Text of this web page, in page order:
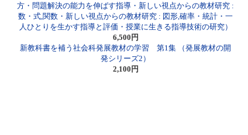
方・問題解決の能力を伸ばす指導・新しい視点からの教材研究 :
数・式,関数・新しい視点からの教材研究 : 図形,確率・統計・一
人ひとりを生かす指導と評価・授業に生きる指導技術の研究）
6,500円
新教科書を補う社会科発展教材の学習 第1集 （発展教材の開
発シリーズ2）
2,100円